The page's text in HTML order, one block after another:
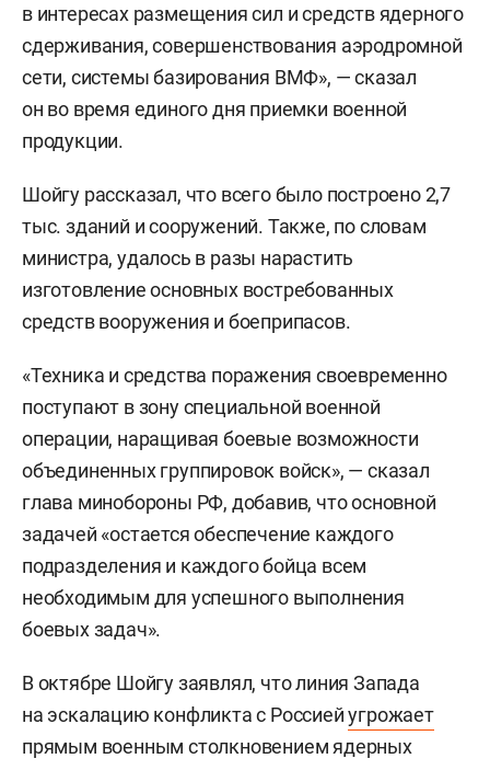
в интересах размещения сил и средств ядерного
сдерживания, совершенствования аэродромной
сети, системы базирования ВМФ», — сказал
он во время единого дня приемки военной
продукции.
Шойгу рассказал, что всего было построено 2,7
тыс. зданий и сооружений. Также, по словам
министра, удалось в разы нарастить
изготовление основных востребованных
средств вооружения и боеприпасов.
«Техника и средства поражения своевременно
поступают в зону специальной военной
операции, наращивая боевые возможности
объединенных группировок войск», — сказал
глава минобороны РФ, добавив, что основной
задачей «остается обеспечение каждого
подразделения и каждого бойца всем
необходимым для успешного выполнения
боевых задач».
В октябре Шойгу заявлял, что линия Запада
на эскалацию конфликта с Россиейугрожает
прямым военным столкновением ядерных